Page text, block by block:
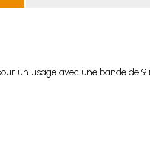
un usage avec une bande de 9